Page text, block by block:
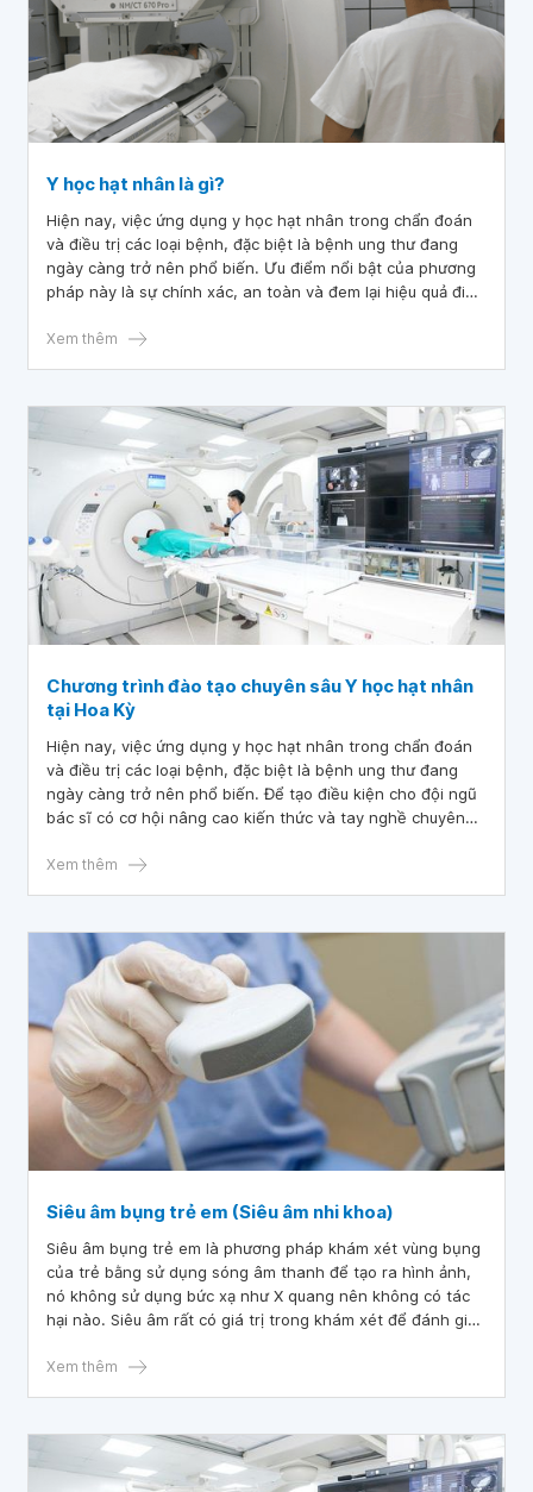
Y học hạt nhân là gì?
Hiện nay, việc ứng dụng y học hạt nhân trong chẩn đoán
và điều trị các loại bệnh, đặc biệt là bệnh ung thư đang
ngày càng trở nên phổ biến. Ưu điểm nổi bật của phương
pháp này là sự chính xác, an toàn và đem lại hiệu quả điều
Xem thêm
Chương trình đào tạo chuyên sâu Y học hạt nhân
tại Hoa Kỳ
Hiện nay, việc ứng dụng y học hạt nhân trong chẩn đoán
và điều trị các loại bệnh, đặc biệt là bệnh ung thư đang
ngày càng trở nên phổ biến. Để tạo điều kiện cho đội ngũ
bác sĩ có cơ hội nâng cao kiến thức và tay nghề chuyên
đào tạo chuyên sâu về Y học hạt nhân tại Hoa Kỳ.
Xem thêm
Siêu âm bụng trẻ em (Siêu âm nhi khoa)
Siêu âm bụng trẻ em là phương pháp khám xét vùng bụng
của trẻ bằng sử dụng sóng âm thanh để tạo ra hình ảnh,
nó không sử dụng bức xạ như X quang nên không có tác
hại nào. Siêu âm rất có giá trị trong khám xét để đánh giá
của trẻ.
Xem thêm